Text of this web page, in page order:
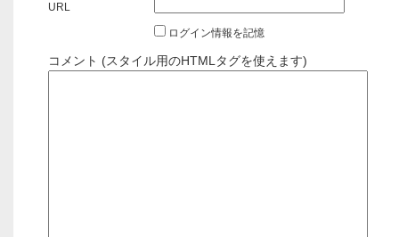
URL
ログイン情報を記憶
コメント (スタイル用のHTMLタグを使えます)